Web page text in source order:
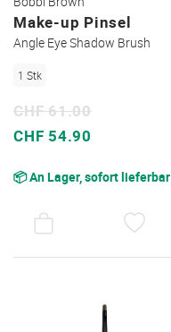
Make-up Pinsel
Angle Eye Shadow Brush
1 Stk
Sonderpreis
CHF 54.90
CHF 61.00
📦 An Lager, sofort lieferbar